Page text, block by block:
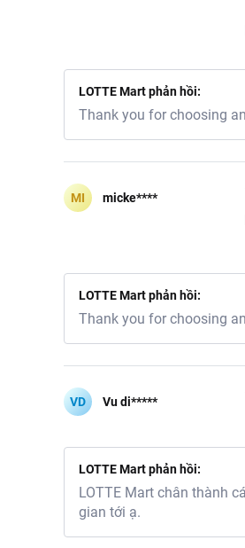
LOTTE Mart phản hồi:
Thank you for choosing
MI micke****
LOTTE Mart phản hồi:
Thank you for choosing
VD Vu di*****
LOTTE Mart phản hồi:
LOTTE Mart chân thành
gian tới ạ.